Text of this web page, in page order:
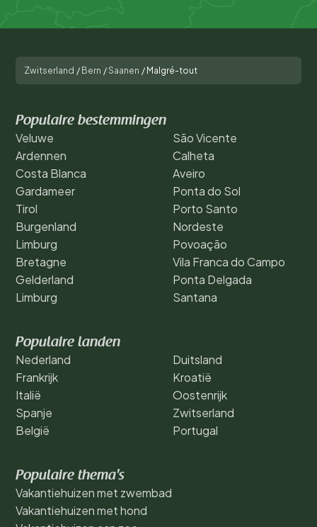
Zwitserland / Bern /Saanen / Malgré-tout
Populaire bestemmingen
Veluwe
Ardennen
Costa Blanca
Gardameer
Tirol
Burgenland
Limburg
Bretagne
Gelderland
Limburg
São Vicente
Calheta
Aveiro
Ponta do Sol
Porto Santo
Nordeste
Povoação
Vila Franca do Campo
Ponta Delgada
Santana
Populaire landen
Nederland
Frankrijk
Italië
Spanje
België
Duitsland
Kroatië
Oostenrijk
Zwitserland
Portugal
Populaire thema's
Vakantiehuizen met zwembad
Vakantiehuizen met hond